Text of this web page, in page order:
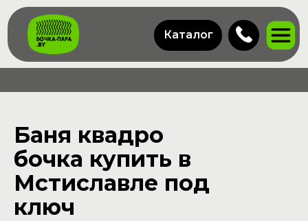
Каталог
Баня квадро
бочка купить в
Мстиславле под
ключ